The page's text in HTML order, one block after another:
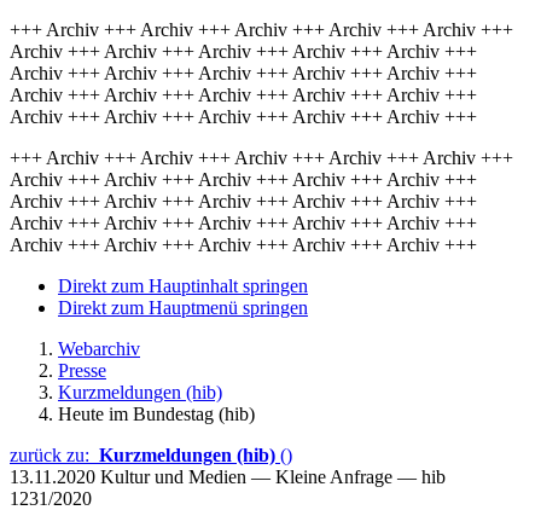
+++ Archiv +++ Archiv +++ Archiv +++ Archiv +++ Archiv +++
Archiv +++ Archiv +++ Archiv +++ Archiv +++ Archiv +++
Archiv +++ Archiv +++ Archiv +++ Archiv +++ Archiv +++
Archiv +++ Archiv +++ Archiv +++ Archiv +++ Archiv +++
Archiv +++ Archiv +++ Archiv +++ Archiv +++ Archiv +++
+++ Archiv +++ Archiv +++ Archiv +++ Archiv +++ Archiv +++
Archiv +++ Archiv +++ Archiv +++ Archiv +++ Archiv +++
Archiv +++ Archiv +++ Archiv +++ Archiv +++ Archiv +++
Archiv +++ Archiv +++ Archiv +++ Archiv +++ Archiv +++
Archiv +++ Archiv +++ Archiv +++ Archiv +++ Archiv +++
Direkt zum Hauptinhalt springen
Direkt zum Hauptmenü springen
Webarchiv
Presse
Kurzmeldungen (hib)
Heute im Bundestag (hib)
zurück zu: Kurzmeldungen (hib) ()
13.11.2020 Kultur und Medien — Kleine Anfrage — hib
1231/2020